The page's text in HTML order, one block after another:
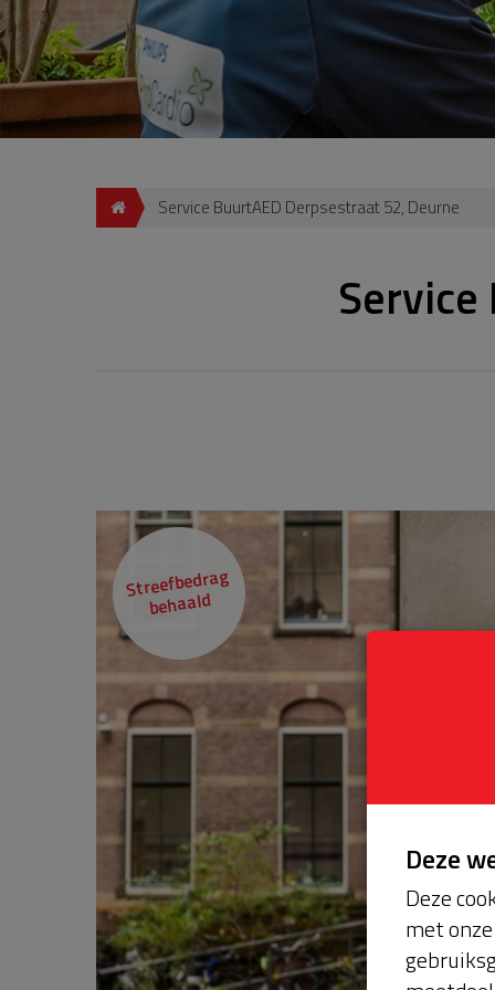
Service BuurtAED Derpsestraat 52, Deurne
Streefbedrag
behaald
Deze
Deze
met